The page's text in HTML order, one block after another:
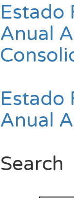
Estado
Anual
Estado
Anual
Search